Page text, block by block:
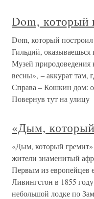
Dom, который
Dom, который
Гильдий,
Музей
весны», – аккурат там,
Справа – Кошкин дом:
Повернув тут на улицу
«Дым,
«Дым, который
жители знаменитый
Первым из европейцев
Ливингстон в 1855
небольшой лодке по